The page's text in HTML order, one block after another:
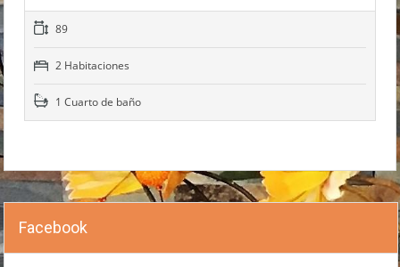
89
2 Habitaciones
1 Cuarto de baño
Facebook